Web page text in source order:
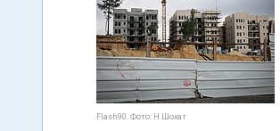
Flash90. Фото: Н.Шохат